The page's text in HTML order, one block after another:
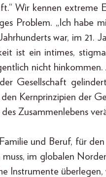
Wir kennen extreme
Problem. „Ich habe
war, im 21.
ist ein intimes,
nicht
Gesellschaft
Kernprinzipien der
Zusammenlebens
und Beruf, für
im globalen
Instrumente